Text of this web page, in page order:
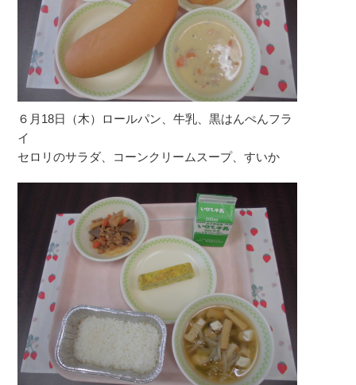
６月18日（木）ロールパン、牛乳、黒はんぺんフラ
イ
セロリのサラダ、コーンクリームスープ、すいか